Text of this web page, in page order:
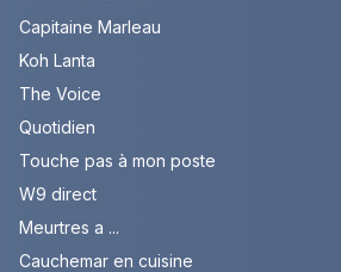
Capitaine Marleau
Koh Lanta
The Voice
Quotidien
Touche pas à mon poste
W9 direct
Meurtres a ...
Cauchemar en cuisine